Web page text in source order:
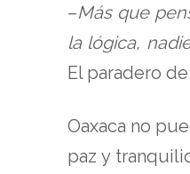
–Más que
la lógica,
El paradero
Oaxaca no
paz y